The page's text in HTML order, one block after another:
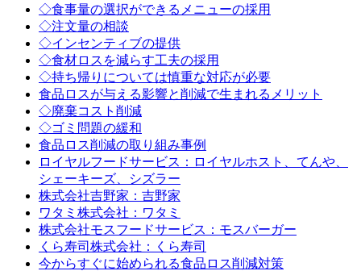
◇食事量の選択ができるメニューの採用
◇注文量の相談
◇インセンティブの提供
◇食材ロスを減らす工夫の採用
◇持ち帰りについては慎重な対応が必要
食品ロスが与える影響と削減で生まれるメリット
◇廃棄コスト削減
◇ゴミ問題の緩和
食品ロス削減の取り組み事例
ロイヤルフードサービス：ロイヤルホスト、てんや、
シェーキーズ、シズラー
株式会社吉野家：吉野家
ワタミ株式会社：ワタミ
株式会社モスフードサービス：モスバーガー
くら寿司株式会社：くら寿司
今からすぐに始められる食品ロス削減対策